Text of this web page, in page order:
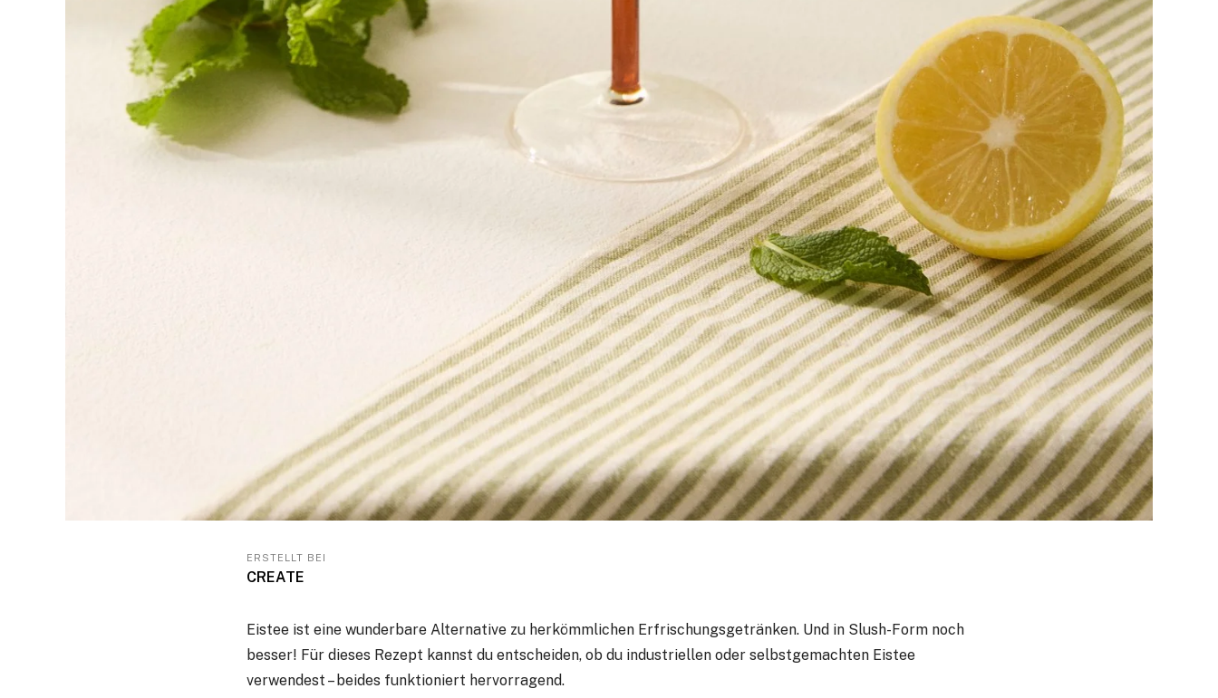
ERSTELLT BEI
CREATE
Eistee ist eine wunderbare Alternative zu herkömmlichen Erfrischungsgetränken. Und in Slush-Form noch
besser! Für dieses Rezept kannst du entscheiden, ob du industriellen oder selbstgemachten Eistee
verwendest – beides funktioniert hervorragend.